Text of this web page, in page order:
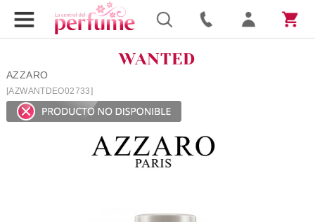
WANTED
AZZARO
[AZWANTDEO02733]